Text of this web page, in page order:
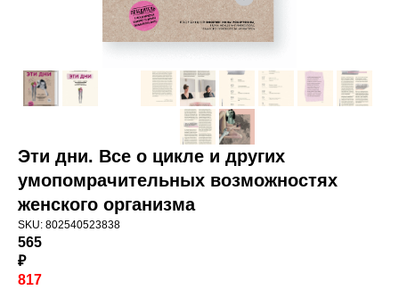
Эти дни. Все о цикле и других
умопомрачительных возможностях
женского организма
SKU: 802540523838
565
₽
817